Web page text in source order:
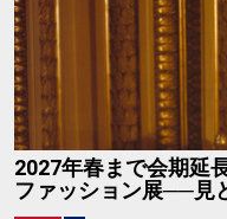
2027年春まで会期延
ファッション展──見